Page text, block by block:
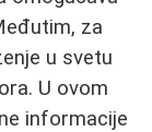
za
u svetu
U ovom
informacije